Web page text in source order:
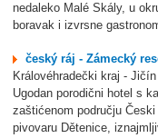
nedaleko Malé Skály, u
boravak i izvrsne
český ráj - Zámecký
Královéhradečki kraj -
Ugodan porodični hotel s
zaštićenom području
pivovaru Dětenice,